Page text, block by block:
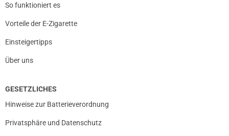
So funktioniert es
Vorteile der E-Zigarette
Einsteigertipps
Über uns
GESETZLICHES
Hinweise zur Batterieverordnung
Privatsphäre und Datenschutz